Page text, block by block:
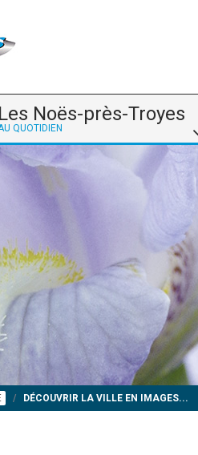
Les Noës-près-Troyes
QUOTIDIEN
DÉCOUVRIR LA VILLE EN IMAGES...